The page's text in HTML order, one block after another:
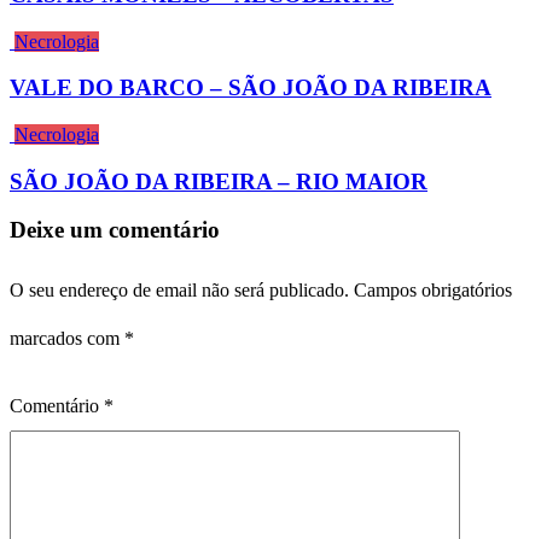
Necrologia
VALE DO BARCO – SÃO JOÃO DA RIBEIRA
Necrologia
SÃO JOÃO DA RIBEIRA – RIO MAIOR
Deixe um comentário
O seu endereço de email não será publicado. Campos obrigatórios
marcados com *
Comentário *